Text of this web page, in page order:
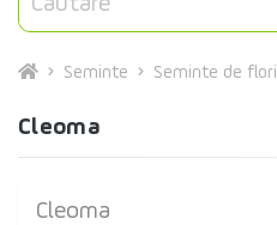
Seminte Seminte de flori
Cleoma
Cleoma